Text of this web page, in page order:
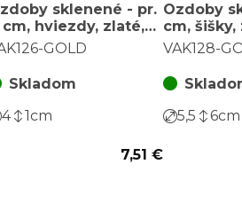
sklenené - pr.
hviezdy, zlaté,
za balenie (12 ks)
GOLD
Skladom
4
1cm
7,51 €
Ozdoby
cm, šišky,
za balenie
VAK128-
5,5
6cm